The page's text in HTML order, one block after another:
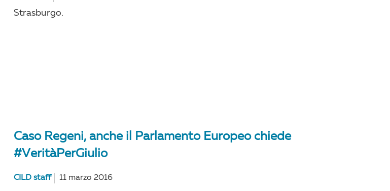
Strasburgo.
Caso Regeni, anche il Parlamento Europeo chiede
#VeritàPerGiulio
CILD staff 11 marzo 2016